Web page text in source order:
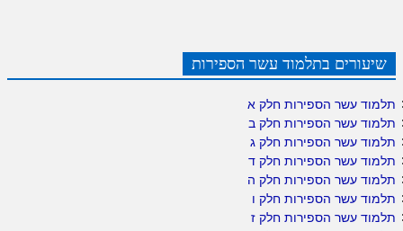
שיעורים בתלמוד עשר הספירות
תלמוד עשר הספירות חלק א
תלמוד עשר הספירות חלק ב
תלמוד עשר הספירות חלק ג
תלמוד עשר הספירות חלק ד
תלמוד עשר הספירות חלק ה
תלמוד עשר הספירות חלק ו
תלמוד עשר הספירות חלק ז